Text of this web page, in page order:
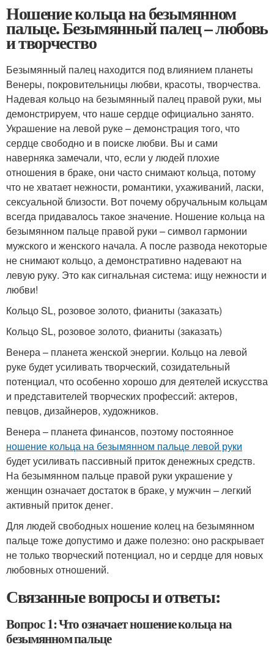
Ношение кольца на безымянном
пальце. Безымянный палец – любовь
и творчество
Безымянный палец находится под влиянием планеты
Венеры, покровительницы любви, красоты, творчества.
Надевая кольцо на безымянный палец правой руки, мы
демонстрируем, что наше сердце официально занято.
Украшение на левой руке – демонстрация того, что
сердце свободно и в поиске любви. Вы и сами
наверняка замечали, что, если у людей плохие
отношения в браке, они часто снимают кольца, потому
что не хватает нежности, романтики, ухаживаний, ласки,
сексуальной близости. Вот почему обручальным кольцам
всегда придавалось такое значение. Ношение кольца на
безымянном пальце правой руки – символ гармонии
мужского и женского начала. А после развода некоторые
не снимают кольцо, а демонстративно надевают на
левую руку. Это как сигнальная система: ищу нежности и
любви!
Кольцо SL, розовое золото, фианиты (заказать)
Кольцо SL, розовое золото, фианиты (заказать)
Венера – планета женской энергии. Кольцо на левой
руке будет усиливать творческий, созидательный
потенциал, что особенно хорошо для деятелей искусства
и представителей творческих профессий: актеров,
певцов, дизайнеров, художников.
Венера – планета финансов, поэтому постоянное
ношение кольца на безымянном пальце левой руки
будет усиливать пассивный приток денежных средств.
На безымянном пальце правой руки украшение у
женщин означает достаток в браке, у мужчин – легкий
активный приток денег.
Для людей свободных ношение колец на безымянном
пальце тоже допустимо и даже полезно: оно раскрывает
не только творческий потенциал, но и сердце для новых
любовных отношений.
Связанные вопросы и ответы:
Вопрос 1: Что означает ношение кольца на
безымянном пальце